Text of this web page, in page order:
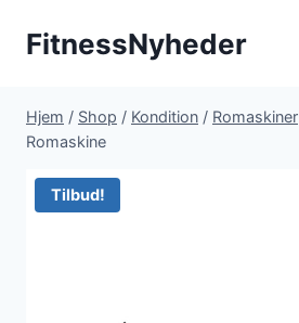
FitnessNyheder
Hjem / Shop / Kondition / Romaskiner
Romaskine
Tilbud!